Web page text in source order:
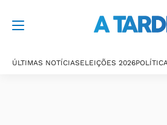
ÚLTIMAS NOTÍCIASELEIÇÕES 2026